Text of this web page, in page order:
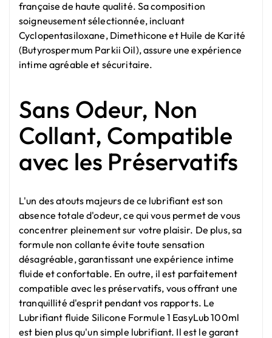
française de haute qualité. Sa composition
soigneusement sélectionnée, incluant
Cyclopentasiloxane, Dimethicone et Huile de Karité
(Butyrospermum Parkii Oil), assure une expérience
intime agréable et sécuritaire.
Sans Odeur, Non
Collant, Compatible
avec les Préservatifs
L'un des atouts majeurs de ce lubrifiant est son
absence totale d'odeur, ce qui vous permet de vous
concentrer pleinement sur votre plaisir. De plus, sa
formule non collante évite toute sensation
désagréable, garantissant une expérience intime
fluide et confortable. En outre, il est parfaitement
compatible avec les préservatifs, vous offrant une
tranquillité d'esprit pendant vos rapports. Le
Lubrifiant fluide Silicone Formule 1 EasyLub 100ml
est bien plus qu'un simple lubrifiant. Il est le garant